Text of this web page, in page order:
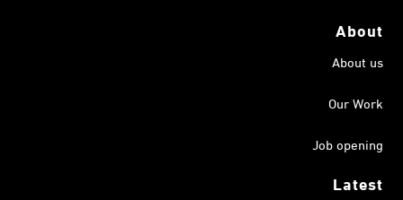
About
About us
Our Work
Job opening
Latest